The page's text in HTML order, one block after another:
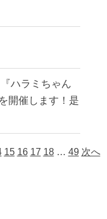
ハラミちゃん
開催します！是
15 16 17 18 … 49 次へ